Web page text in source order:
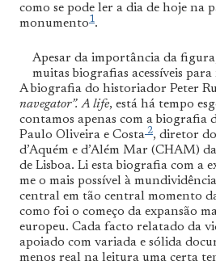
como se pode ler a dia de hoje na
monumento1.
Apesar da importância da
muitas biografias acessíveis
A biografia do historiador Peter
navegator”. A life, está há tempo
contamos apenas com a biografia
Paulo Oliveira e Costa 2, diretor
d’Aquém e d’Além Mar (CHAM)
de Lisboa. Li esta biografia com a
me o mais possível à
central em tão central momento
como foi o começo da expansão
europeu. Cada facto relatado da
apoiado com variada e sólida
menos real na leitura uma certa